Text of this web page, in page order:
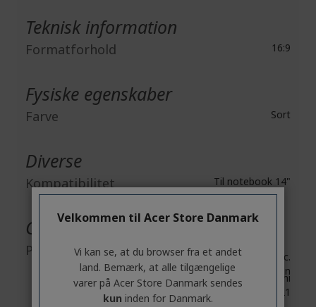
Teknisk information
Formatforhold 16:9
Fysiske egenskaber
Farve Sort
Diverse
Kompatibilitet Til notebook 14"
Generel produktsikkerhed
Producentoplysninger
Acer Inc.
8F, No. 88, Section 1, Xin
Tai 5th Road, Xizhi
New Taipei City 221
Velkommen til Acer Store Danmark
Vi kan se, at du browser fra et andet
land. Bemærk, at alle tilgængelige
varer på Acer Store Danmark sendes
kun inden for Danmark.